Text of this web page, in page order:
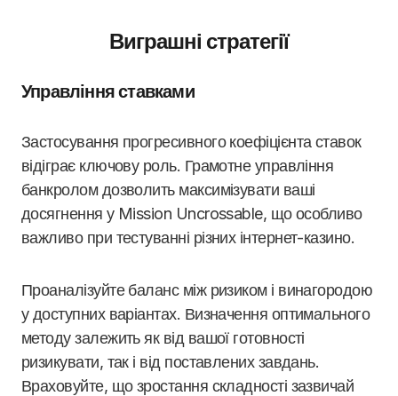
Виграшні стратегії
Управління ставками
Застосування прогресивного коефіцієнта ставок
відіграє ключову роль. Грамотне управління
банкролом дозволить максимізувати ваші
досягнення у Mission Uncrossable, що особливо
важливо при тестуванні різних інтернет-казино.
Проаналізуйте баланс між ризиком і винагородою
у доступних варіантах. Визначення оптимального
методу залежить як від вашої готовності
ризикувати, так і від поставлених завдань.
Враховуйте, що зростання складності зазвичай